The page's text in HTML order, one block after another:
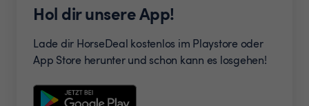
Hol dir unsere App!
Lade dir HorseDeal kostenlos im Playstore oder
App Store herunter und schon kann es losgehen!